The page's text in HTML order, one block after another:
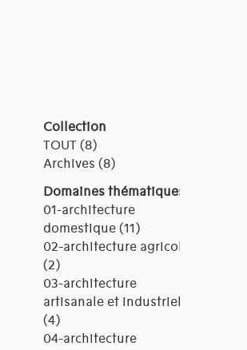
Collection
TOUT (8)
Archives (8)
Domaines thématiques
01-architecture
domestique (11)
02-architecture agricole
(2)
03-architecture
artisanale et industrielle
(4)
04-architecture